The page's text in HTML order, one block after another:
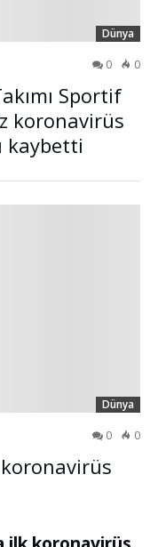
Dünya
0 0
Sportif
koronavirüs
kaybetti
Dünya
0 0